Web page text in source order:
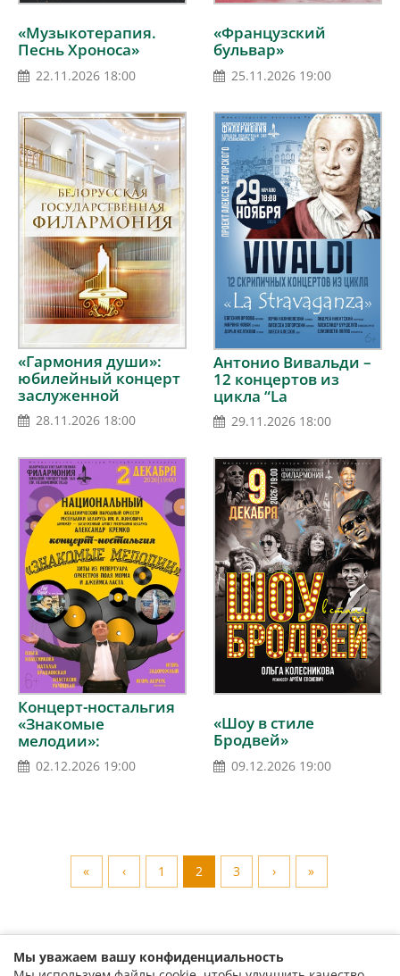
«Музыкотерапия.
Песнь Хроноса»
22.11.2026 18:00
«Французский
бульвар»
25.11.2026 19:00
«Гармония души»:
юбилейный концерт
заслуженной
артистки Республики
Беларусь Ирины
(фортепиано)
28.11.2026 18:00
Антонио Вивальди –
12 концертов из
цикла “La
Stravaganza”
29.11.2026 18:00
Концерт-ностальгия
«Знакомые
мелодии»:
Национальный
академический
02.12.2026 19:00
«Шоу в стиле
Бродвей»
09.12.2026 19:00
« ‹ 1 2 3 › »
Мы уважаем вашу конфиденциальность